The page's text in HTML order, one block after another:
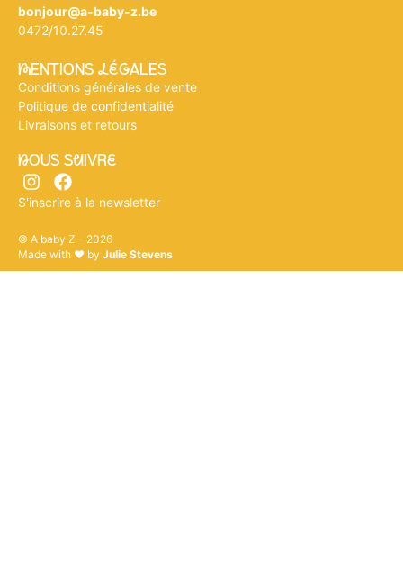
bonjour@a-baby-z.be
0472/10.27.45
mENTIONS légALES
Conditions générales de vente
Politique de confidentialité
Livraisons et retours
nOUS SuIVRe
S'inscrire à la newsletter
© A baby Z - 2026
Made with ♥ by Julie Stevens